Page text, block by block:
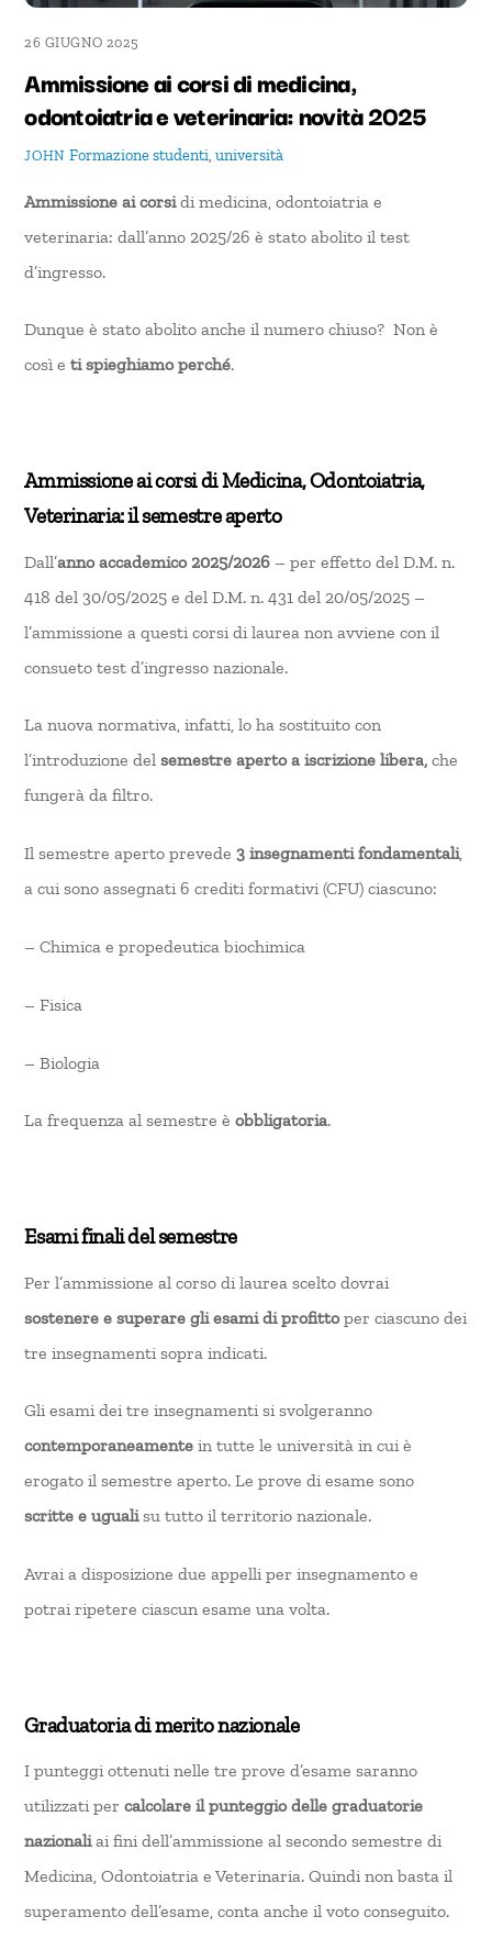
26 GIUGNO 2025
Ammissione ai corsi di medicina,
odontoiatria e veterinaria: novità 2025
JOHN Formazionestudenti, università
Ammissione ai corsidi medicina, odontoiatria e
veterinaria: dall’anno 2025/26 è stato abolito il test
d’ingresso.
Dunque è stato abolito anche il numero chiuso? Non è
così eti spieghiamo perché.
Ammissione ai corsi di Medicina, Odontoiatria,
Veterinaria: il semestre aperto
Dall’anno accademico 2025/2026 – per effetto del D.M. n.
418 del 30/05/2025 e del D.M. n. 431 del 20/05/2025 –
l’ammissione a questi corsi di laurea non avviene con il
consueto test d’ingresso nazionale.
La nuova normativa, infatti, lo ha sostituito con
l’introduzione delsemestre aperto a iscrizione libera,che
fungerà da filtro.
Il semestre aperto prevede3 insegnamenti fondamentali,
a cui sono assegnati 6 crediti formativi (CFU) ciascuno:
– Chimica e propedeutica biochimica
– Fisica
– Biologia
La frequenza al semestre èobbligatoria.
Esami finali del semestre
Per l’ammissione al corso di laurea scelto dovrai
sostenere e superare gli esami di profittoper ciascuno dei
tre insegnamenti sopra indicati.
Gli esami dei tre insegnamenti si svolgeranno
contemporaneamente in tutte le università in cui è
erogato il semestre aperto. Le prove di esame sono
scritte e ugualisu tutto il territorio nazionale.
Avrai a disposizione due appelli per insegnamento e
potrai ripetere ciascun esame una volta.
Graduatoria di merito nazionale
I punteggi ottenuti nelle tre prove d’esame saranno
utilizzati percalcolare il punteggio delle graduatorie
nazionaliai fini dell’ammissione al secondo semestre di
Medicina, Odontoiatria e Veterinaria. Quindi non basta il
superamento dell’esame, conta anche il voto conseguito.